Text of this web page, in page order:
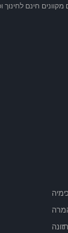
מקוונים חינם